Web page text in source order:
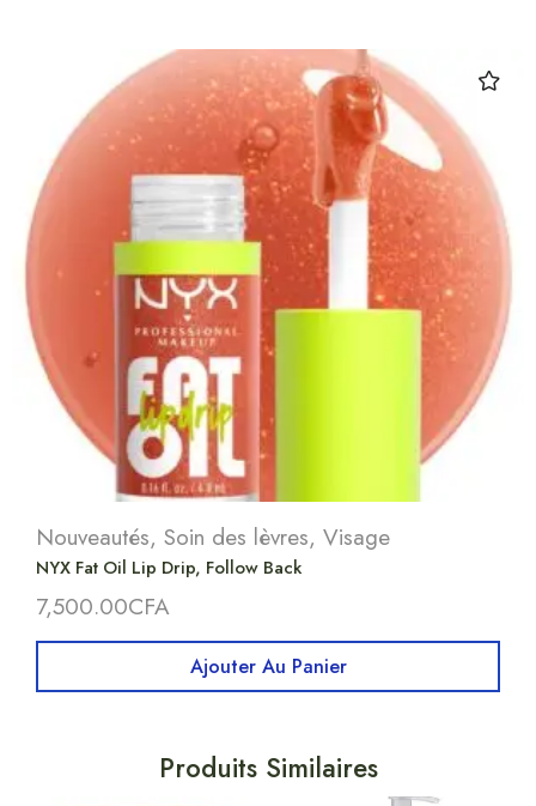
Nouveautés, Soin des lèvres, Visage
NYX Fat Oil Lip Drip, Follow Back
7,500.00CFA
Ajouter Au Panier
Produits Similaires